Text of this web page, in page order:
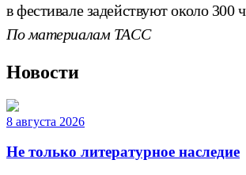
в фестивале задействуют около 300
По материалам ТАСС
Новости
8 августа 2026
Не только литературное наследие